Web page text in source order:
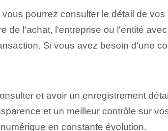
pourrez consulter le détail de
de l'achat, l'entreprise ou l'entité
Si vous avez besoin d'une
et avoir un enregistrement
et un meilleur contrôle sur
en constante évolution.